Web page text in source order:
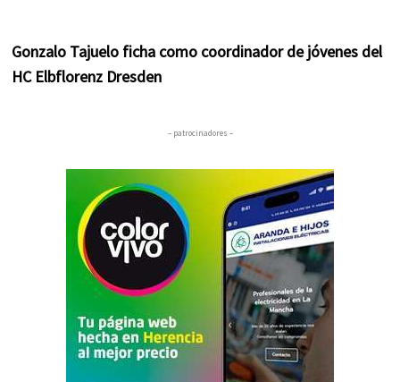
Gonzalo Tajuelo ficha como coordinador de jóvenes del
HC Elbflorenz Dresden
– patrocinadores –